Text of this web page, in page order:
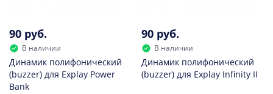
90 руб.
В наличии
Динамик полифонический
(buzzer) для Explay Power
Bank
90 руб.
В наличии
Динамик полифонический
(buzzer) для Explay Infinity II